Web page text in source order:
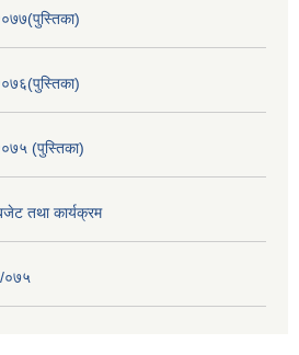
(पुस्तिका)
तथा कार्यक्रम
०७५